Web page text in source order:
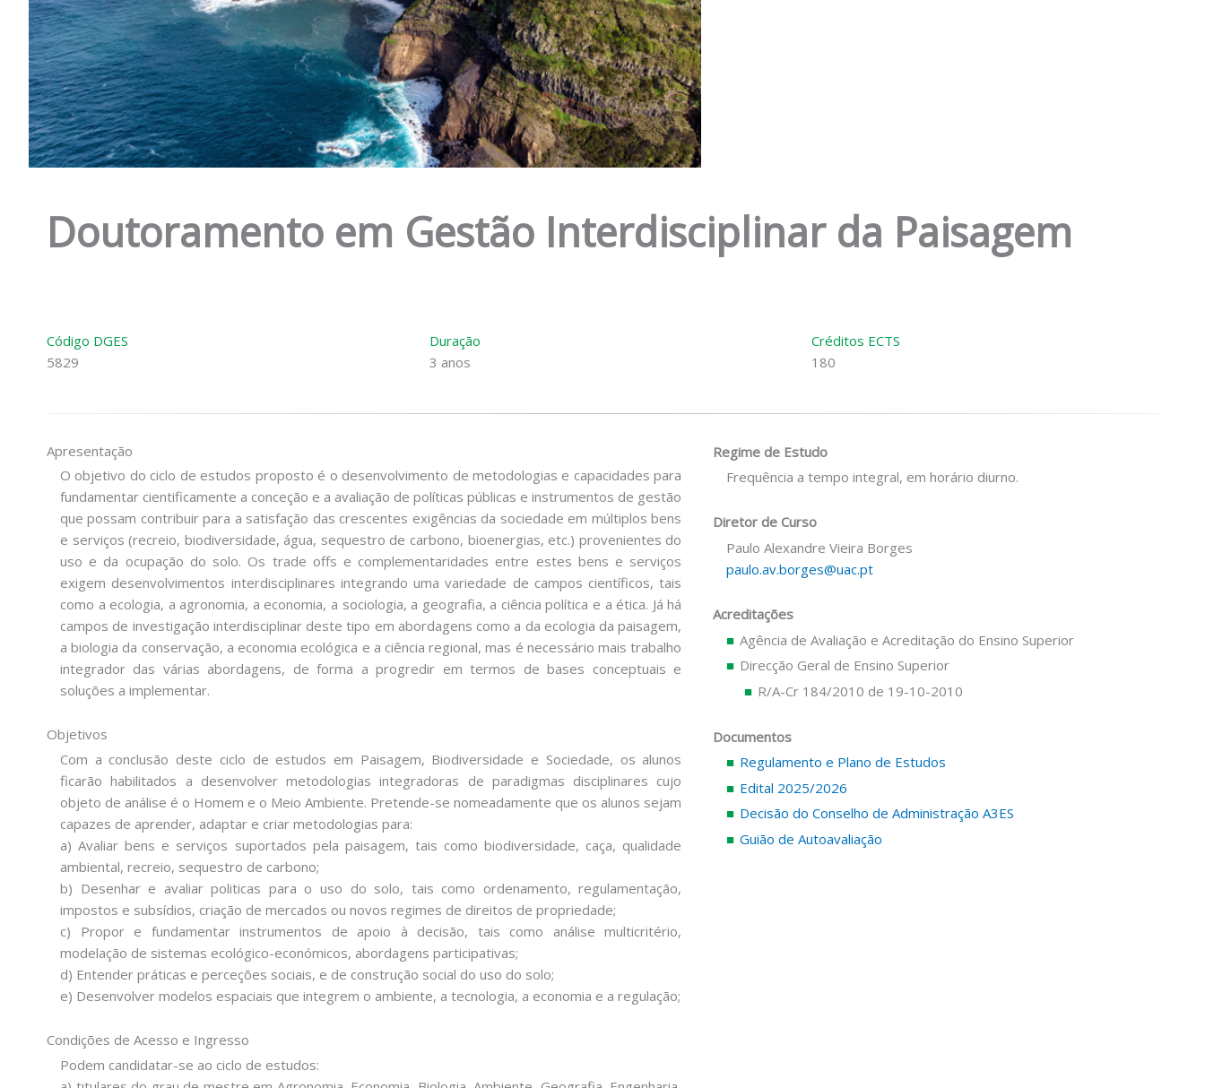
Doutoramento em Gestão Interdisciplinar da Paisagem
Código DGES
5829
Duração
3 anos
Créditos ECTS
180
Apresentação
O objetivo do ciclo de estudos proposto é o desenvolvimento de metodologias e capacidades para
fundamentar cientificamente a conceção e a avaliação de políticas públicas e instrumentos de gestão
que possam contribuir para a satisfação das crescentes exigências da sociedade em múltiplos bens
e serviços (recreio, biodiversidade, água, sequestro de carbono, bioenergias, etc.) provenientes do
uso e da ocupação do solo. Os trade offs e complementaridades entre estes bens e serviços
exigem desenvolvimentos interdisciplinares integrando uma variedade de campos científicos, tais
como a ecologia, a agronomia, a economia, a sociologia, a geografia, a ciência política e a ética. Já há
campos de investigação interdisciplinar deste tipo em abordagens como a da ecologia da paisagem,
a biologia da conservação, a economia ecológica e a ciência regional, mas é necessário mais trabalho
integrador das várias abordagens, de forma a progredir em termos de bases conceptuais e
soluções a implementar.
Objetivos
Com a conclusão deste ciclo de estudos em Paisagem, Biodiversidade e Sociedade, os alunos
ficarão habilitados a desenvolver metodologias integradoras de paradigmas disciplinares cujo
objeto de análise é o Homem e o Meio Ambiente. Pretende-se nomeadamente que os alunos sejam
capazes de aprender, adaptar e criar metodologias para:
a) Avaliar bens e serviços suportados pela paisagem, tais como biodiversidade, caça, qualidade
ambiental, recreio, sequestro de carbono;
b) Desenhar e avaliar politicas para o uso do solo, tais como ordenamento, regulamentação,
impostos e subsídios, criação de mercados ou novos regimes de direitos de propriedade;
c) Propor e fundamentar instrumentos de apoio à decisão, tais como análise multicritério,
modelação de sistemas ecológico-económicos, abordagens participativas;
d) Entender práticas e perceções sociais, e de construção social do uso do solo;
e) Desenvolver modelos espaciais que integrem o ambiente, a tecnologia, a economia e a regulação;
Condições de Acesso e Ingresso
Podem candidatar-se ao ciclo de estudos:
Regime de Estudo
Frequência a tempo integral, em horário diurno.
Diretor de Curso
Paulo Alexandre Vieira Borges
paulo.av.borges@uac.pt
Acreditações
Agência de Avaliação e Acreditação do Ensino Superior
Direcção Geral de Ensino Superior
R/A-Cr 184/2010 de 19-10-2010
Documentos
Regulamento e Plano de Estudos
Edital 2025/2026
Decisão do Conselho de Administração A3ES
Guião de Autoavaliação